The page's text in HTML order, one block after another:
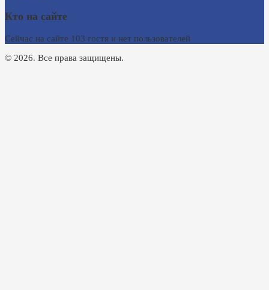
Кто на сайте
Сейчас на сайте 103 гостя и нет пользователей
© 2026. Все права защищены.